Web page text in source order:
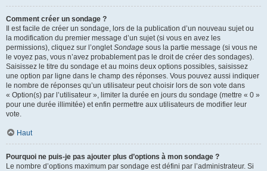
Comment créer un sondage ?
Il est facile de créer un sondage, lors de la publication d’un nouveau sujet ou
la modification du premier message d’un sujet (si vous en avez les
permissions), cliquez sur l’ongletSondage sous la partie message (si vous ne
le voyez pas, vous n’avez probablement pas le droit de créer des sondages).
Saisissez le titre du sondage et au moins deux options possibles, saisissez
une option par ligne dans le champ des réponses. Vous pouvez aussi indiquer
le nombre de réponses qu’un utilisateur peut choisir lors de son vote dans
« Option(s) par l’utilisateur », limiter la durée en jours du sondage (mettre « 0 »
pour une durée illimitée) et enfin permettre aux utilisateurs de modifier leur
vote.
Haut
Pourquoi ne puis-je pas ajouter plus d’options à mon sondage ?
Le nombre d’options maximum par sondage est défini par l’administrateur. Si